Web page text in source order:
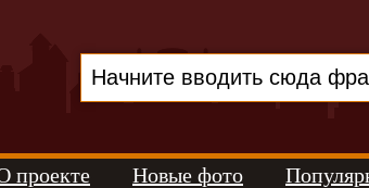
проекте Новые фото